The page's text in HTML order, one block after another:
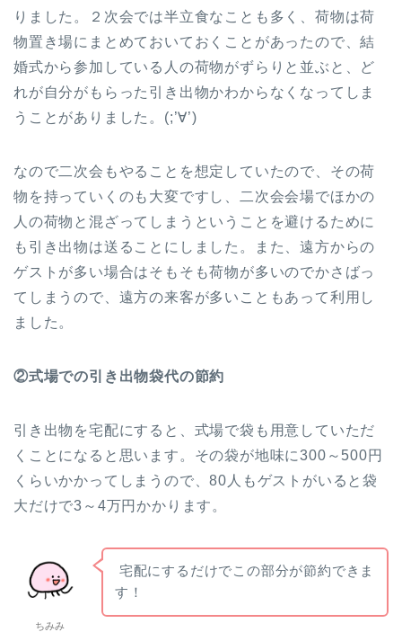
りました。２次会では半立食なことも多く、荷物は荷
物置き場にまとめておいておくことがあったので、結
婚式から参加している人の荷物がずらりと並ぶと、ど
れが自分がもらった引き出物かわからなくなってしま
うことがありました。(;’∀’)
なので二次会もやることを想定していたので、その荷
物を持っていくのも大変ですし、二次会会場でほかの
人の荷物と混ざってしまうということを避けるために
も引き出物は送ることにしました。また、遠方からの
ゲストが多い場合はそもそも荷物が多いのでかさばっ
てしまうので、遠方の来客が多いこともあって利用し
ました。
②式場での引き出物袋代の節約
引き出物を宅配にすると、式場で袋も用意していただ
くことになると思います。その袋が地味に300～500円
くらいかかってしまうので、80人もゲストがいると袋
大だけで3～4万円かかります。
ちみみ
宅配にするだけでこの部分が節約できま
す！